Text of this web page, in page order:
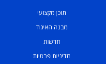
תוכן מקצועי
מבנה האיגוד
חדשות
מדיניות פרטיות